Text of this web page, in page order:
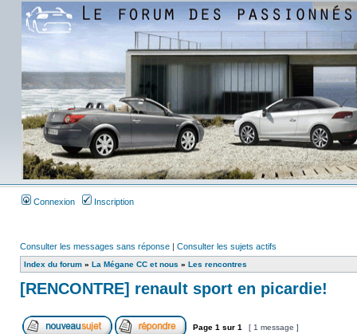
Connexion Inscription
Consulter les messages sans réponse | Consulter les sujets actifs
Index du forum » La Mégane CC et nous » Les rencontres
[RENCONTRE] renault sport en picardie!
Page 1 sur 1 [ 1 message ]